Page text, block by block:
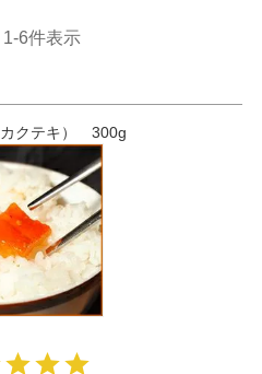
1-6件表示
カクテキ） 300g